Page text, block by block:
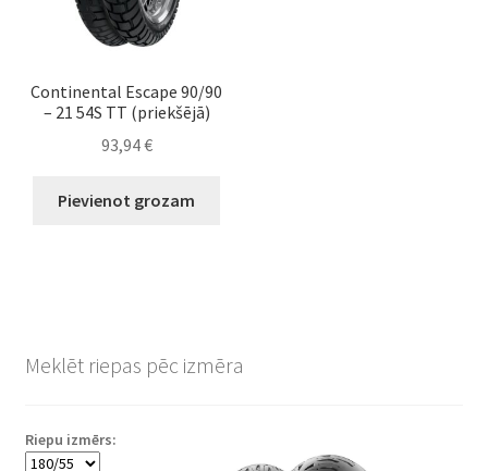
Continental Escape 90/90
– 21 54S TT (priekšējā)
93,94€
Pievienot grozam
Meklēt riepas pēc izmēra
Riepu izmērs: